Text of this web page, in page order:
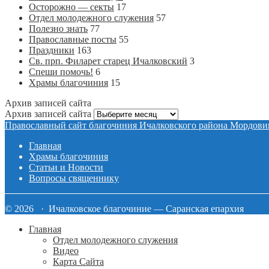
Осторожно — секты 17
Отдел молодежного служения 57
Полезно знать 77
Православные посты 55
Праздники 163
Св. прп. Филарет старец Ичалковский 3
Спеши помочь! 6
Храмы благочиния 15
Архив записей сайта
Архив записей сайта
Православный сайт благочиния Ичалковского района
Главная
Храмы благочиния
Статьи и Новости
Вопросы священнику
© 2026 · Ичалковское благочиние — Саранская епархия
Главная
Отдел молодежного служения
Видео
Карта Сайта